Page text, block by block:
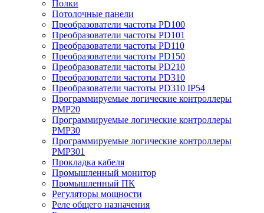
Полки
Потолочные панели
Преобразователи частоты PD100
Преобразователи частоты PD101
Преобразователи частоты PD110
Преобразователи частоты PD150
Преобразователи частоты PD210
Преобразователи частоты PD310
Преобразователи частоты PD310 IP54
Программируемые логические контроллеры
PMP20
Программируемые логические контроллеры
PMP30
Программируемые логические контроллеры
PMP301
Прокладка кабеля
Промышленный монитор
Промышленный ПК
Регуляторы мощности
Реле общего назначения